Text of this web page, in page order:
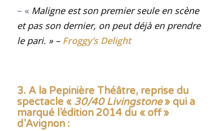
– « Maligne est son premier seule en scène
et pas son dernier, on peut déjà en prendre
le pari. » – Froggy’s Delight
3. A la Pepinière Théâtre, reprise du
spectacle « 30/40 Livingstone» qui a
marqué l’édition 2014 du « off »
d’Avignon: